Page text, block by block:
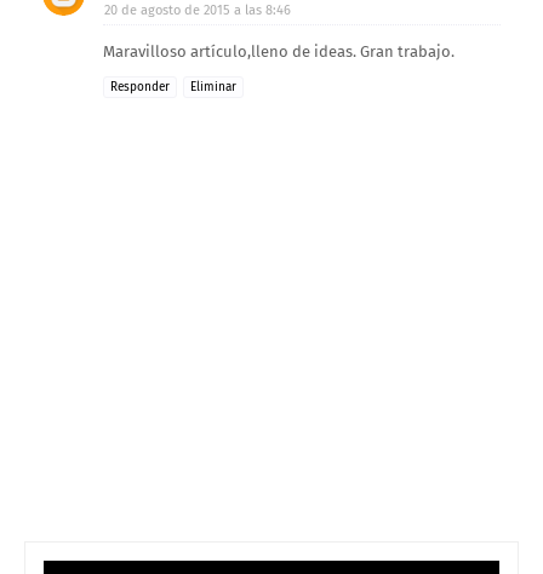
20 de agosto de 2015 a las 8:46
Maravilloso artículo,lleno de ideas. Gran trabajo.
Responder Eliminar